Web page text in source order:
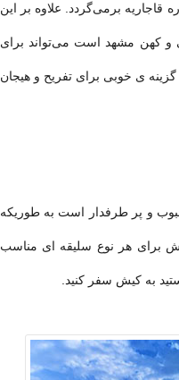
قاجاریه برمی‌گردد. علاوه بر این
و کهن مشهد است می‌تواند برای
ی خوبی برای تفریح و هیجان
و پر طرفدار است به طوریکه
برای هر نوع سلیقه ای مناسب
به کیش سفر کنید.